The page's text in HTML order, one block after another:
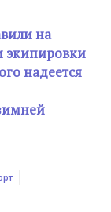
на
надеется